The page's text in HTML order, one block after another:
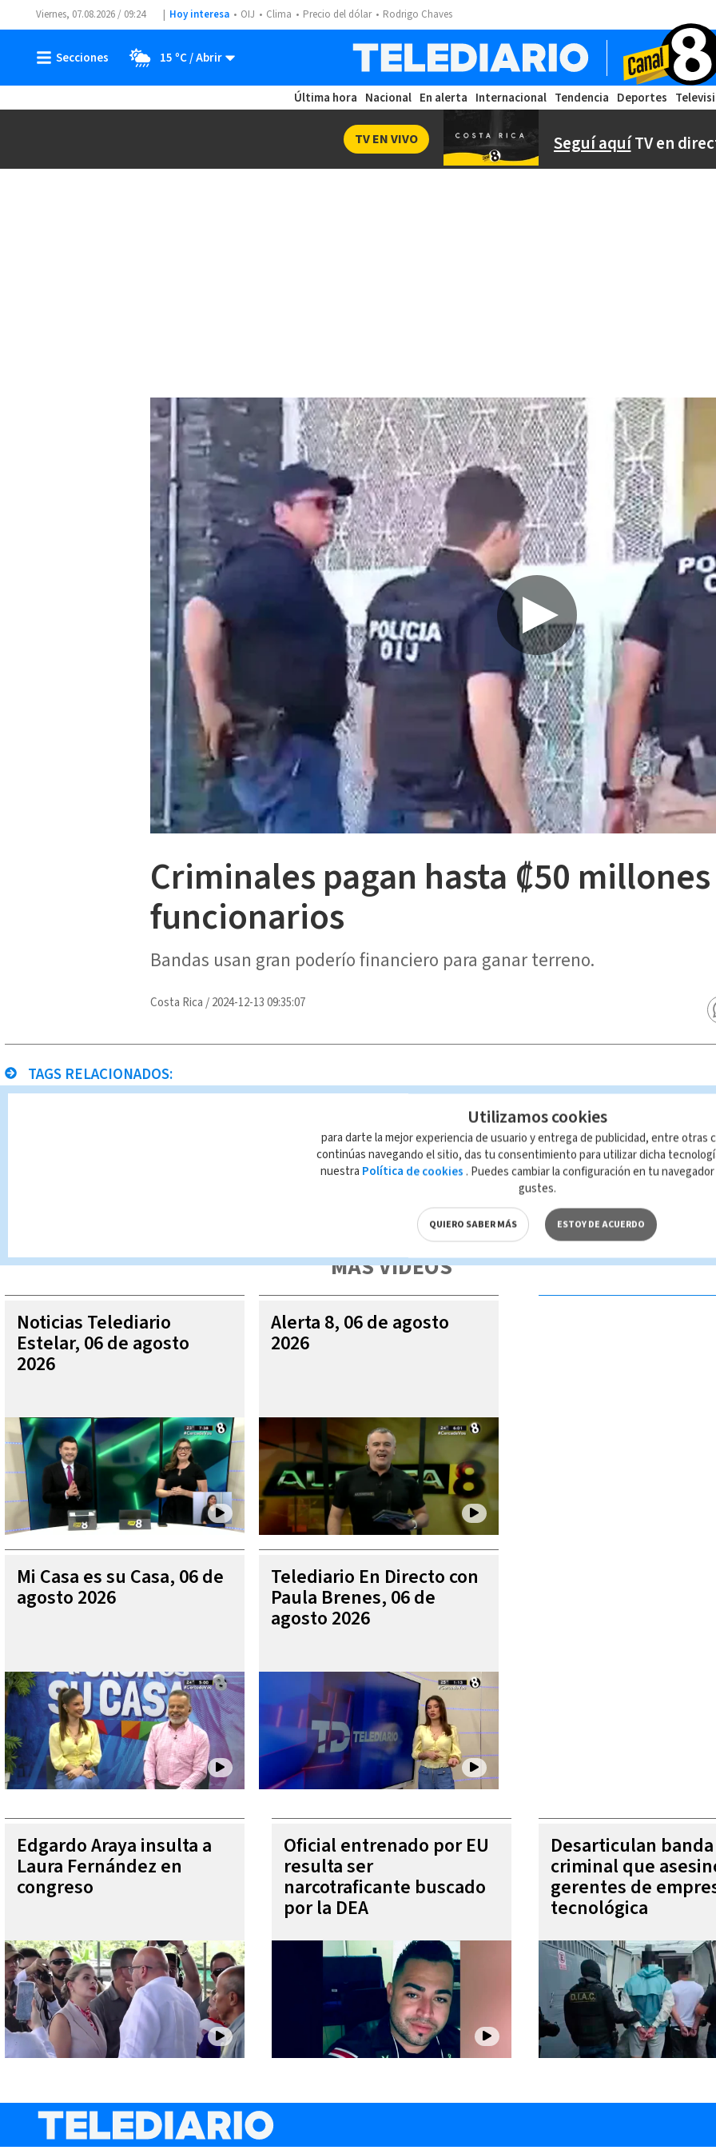
Viernes, 07.08.2026 / 09:24 Hoy interesa OIJ Clima Precio del dólar Rodrigo Chaves
15 ºC
Última hora Nacional En alerta Internacional Tendencia Deportes
Seguí aquíTV en
TV EN VIVO
Criminales pagan hasta ₡50
funcionarios
Bandas usan gran poderío financiero para ganar terreno.
Costa Rica /2024-12-13 09:35:07
TAGS RELACIONADOS:
Queda prohibida la reproducción total o parcial del contenido de esta página, mismo que es propiedad de TELEDIARIO; su
autorizada constituye una infracción y un delito de conformidad con las leyes aplicables.
MÁS VIDEOS
Noticias Telediario
Estelar, 06 de agosto
2026
Alerta 8, 06 de agosto
2026
Mi Casa es su Casa, 06 de
agosto 2026
Telediario En Directo con
Paula Brenes, 06 de
agosto 2026
Edgardo Araya insulta a
Laura Fernández en
congreso
Oficial entrenado por EU
resulta ser
narcotraficante buscado
por la DEA
Desarticulan banda
criminal que
gerentes de
tecnológica
Utilizamos cookies
para darte la mejor experiencia de usuario y entrega de publicidad, entre otras
continúas navegando el sitio, das tu consentimiento para utilizar dicha
nuestra Política de cookies . Puedes cambiar la configuración en tu
gustes.
QUIERO SABER MÁS ESTOY DE ACUERDO